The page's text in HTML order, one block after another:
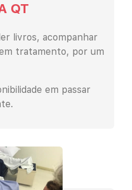
QT
livros, acompanhar
tratamento, por um
em passar